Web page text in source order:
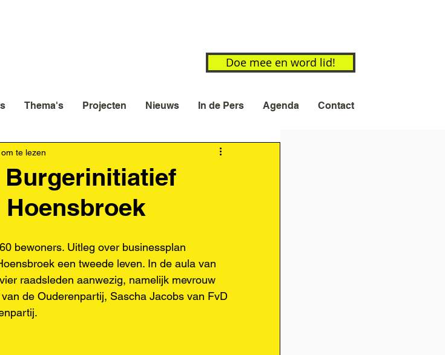
Doe mee en word lid!
Thema's Projecten Nieuws In de Pers Agenda Contact
te lezen
bewoners. Uitleg over businessplan
een tweede leven. In de aula van
raadsleden aanwezig, namelijk mevrouw
de Ouderenpartij, Sascha Jacobs van FvD